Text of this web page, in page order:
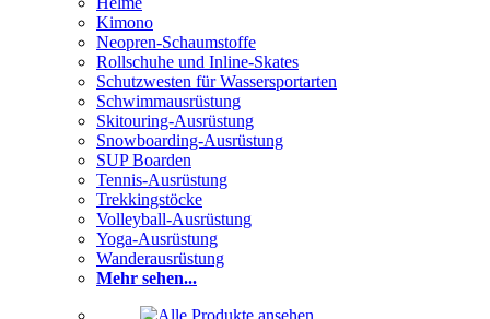
Kimono
Neopren-Schaumstoffe
Rollschuhe und Inline-Skates
Schutzwesten für Wassersportarten
Schwimmausrüstung
Skitouring-Ausrüstung
Snowboarding-Ausrüstung
SUP Boarden
Tennis-Ausrüstung
Trekkingstöcke
Volleyball-Ausrüstung
Yoga-Ausrüstung
Wanderausrüstung
Mehr sehen...